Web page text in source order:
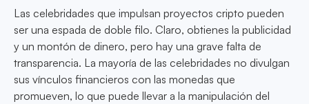
Las celebridades que impulsan proyectos cripto pueden
ser una espada de doble filo. Claro, obtienes la publicidad
y un montón de dinero, pero hay una grave falta de
transparencia. La mayoría de las celebridades no divulgan
sus vínculos financieros con las monedas que
promueven, lo que puede llevar a la manipulación del